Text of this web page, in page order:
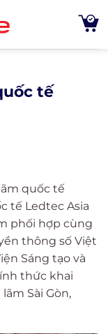
tế
quốc tế
tế Ledtec Asia
phối hợp cùng
thông số Việt
Sáng tạo và
thức khai
Sài Gòn,